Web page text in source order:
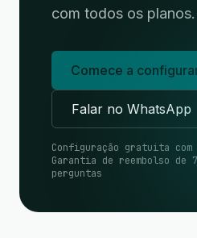
com todos os planos.
Comece a
Falar no WhatsApp
Configuração gratuita
Garantia de reembolso de
perguntas